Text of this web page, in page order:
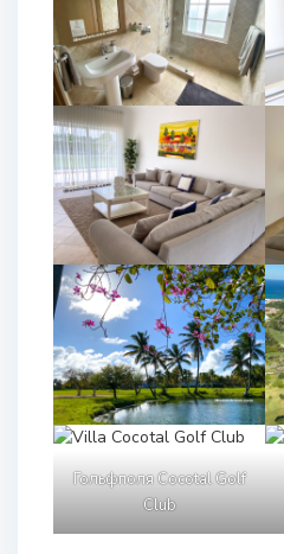
Гольфполя Cocotal Golf
Club